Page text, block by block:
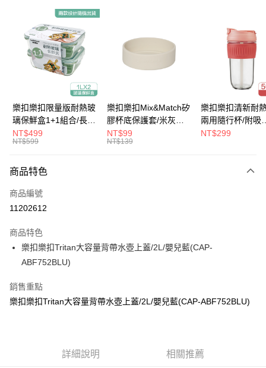
Apple Pay
街口支付
大哥付你分期
相關說明
【大哥付你分期使用說明】
1.本服務由台灣大哥大提供，台灣大哥大用戶可立即使用無須另外申請。
成交易。
4.訂單成立30分鐘內，如未前往確認交易或遇審核未通過，訂單將自動取
消。如遇「轉專審核」未通過狀況，表示未達大哥付你分期系統評分，恕無
1.分期款項不併入電信帳單，「大哥付你分期」於每月結算日後寄送繳費提
醒簡訊。
2.透過簡訊連結打開帳單後，可選擇「超商條碼／台灣大直營門市／銀行轉
帳／街口支付／iPASS MONEY」等通路繳費。
【注意事項】
1.本服務係由「台灣大哥大股份有限公司」（以下簡稱本公司）所提供，讓
由本公司與您本人進行分期帳單所需資料之確認、核對及更正。
ATM付款
運送方式
付款後全家取貨
每筆NT$80，滿NT$888(含以上)免運費
每筆NT$80，滿NT$888(含以上)免運費
宅配
門市取貨-自備購物袋
樂扣樂扣限量版耐熱玻
璃保鮮盒1+1組合/長方
形/1L(LLG445KKSP2-
01)
NT$499
NT$599
樂扣樂扣Mix&Match矽
膠杯底保護套/米灰
(BOTTOM-
LHC4343BEG)
NT$99
NT$139
樂扣樂扣清新耐
兩用隨行杯/附吸
管/500ml/粉
NT$299
商品特色
商品編號
11202612
商品特色
樂扣樂扣Tritan大容量背帶水壺上蓋/2L/嬰兒藍(CAP-
ABF752BLU)
銷售重點
樂扣樂扣Tritan大容量背帶水壺上蓋/2L/嬰兒藍(CAP-ABF752BLU)
詳細說明 相關推薦